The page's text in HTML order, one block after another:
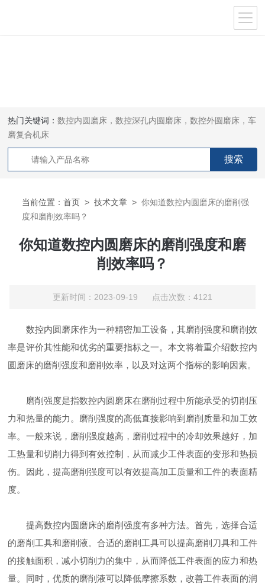
热门关键词：数控内圆磨床，数控深孔内圆磨床，数控外圆磨床，车
磨复合机床
当前位置：首页 >技术文章 >你知道数控内圆磨床的磨削强
度和磨削效率吗？
你知道数控内圆磨床的磨削强度和磨
削效率吗？
更新时间：2023-09-19 点击次数：4121
数控内圆磨床作为一种精密加工设备，其磨削强度和磨削效
率是评价其性能和优劣的重要指标之一。本文将着重介绍数控内
圆磨床的磨削强度和磨削效率，以及对这两个指标的影响因素。
磨削强度是指数控内圆磨床在磨削过程中所能承受的切削压
力和热量的能力。磨削强度的高低直接影响到磨削质量和加工效
率。一般来说，磨削强度越高，磨削过程中的冷却效果越好，加
工热量和切削力得到有效控制，从而减少工件表面的变形和热损
伤。因此，提高磨削强度可以有效提高加工质量和工件的表面精
度。
提高数控内圆磨床的磨削强度有多种方法。首先，选择合适
的磨削工具和磨削液。合适的磨削工具可以提高磨削刀具和工件
的接触面积，减小切削力的集中，从而降低工件表面的应力和热
量。同时，优质的磨削液可以降低摩擦系数，改善工件表面的润